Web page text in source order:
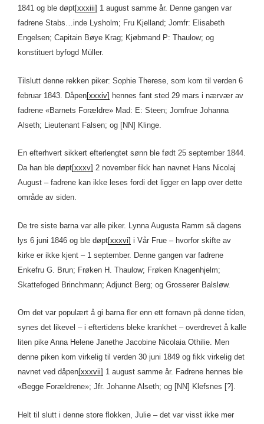
1841 og ble døpt[xxxiii] 1 august samme år. Denne gangen var
fadrene Stabs…inde Lysholm; Fru Kjelland; Jomfr: Elisabeth
Engelsen; Capitain Bøye Krag; Kjøbmand P: Thaulow; og
konstituert byfogd Müller.
Tilslutt denne rekken piker: Sophie Therese, som kom til verden 6
februar 1843. Dåpen[xxxiv] hennes fant sted 29 mars i nærvær av
fadrene «Barnets Forældre» Mad: E: Steen; Jomfrue Johanna
Alseth; Lieutenant Falsen; og [NN] Klinge.
En efterhvert sikkert efterlengtet sønn ble født 25 september 1844.
Da han ble døpt[xxxv] 2 november fikk han navnet Hans Nicolaj
August – fadrene kan ikke leses fordi det ligger en lapp over dette
område av siden.
De tre siste barna var alle piker. Lynna Augusta Ramm så dagens
lys 6 juni 1846 og ble døpt[xxxvi] i Vår Frue – hvorfor skifte av
kirke er ikke kjent – 1 september. Denne gangen var fadrene
Enkefru G. Brun; Frøken H. Thaulow; Frøken Knagenhjelm;
Skattefoged Brinchmann; Adjunct Berg; og Grosserer Balsløw.
Om det var populært å gi barna fler enn ett fornavn på denne tiden,
synes det likevel – i eftertidens bleke krankhet – overdrevet å kalle
liten pike Anna Helene Janethe Jacobine Nicolaia Othilie. Men
denne piken kom virkelig til verden 30 juni 1849 og fikk virkelig det
navnet ved dåpen[xxxvii] 1 august samme år. Fadrene hennes ble
«Begge Forældrene»; Jfr. Johanne Alseth; og [NN] Klefsnes [?].
Helt til slutt i denne store flokken, Julie – det var visst ikke mer